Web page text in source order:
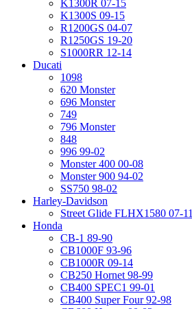
K1300R 07-15
K1300S 09-15
R1200GS 04-07
R1250GS 19-20
S1000RR 12-14
Ducati
1098
620 Monster
696 Monster
749
796 Monster
848
996 99-02
Monster 400 00-08
Monster 900 94-02
SS750 98-02
Harley-Davidson
Street Glide FLHX1580 07-11
Honda
CB-1 89-90
CB1000F 93-96
CB1000R 09-14
CB250 Hornet 98-99
CB400 SPEC1 99-01
CB400 Super Four 92-98